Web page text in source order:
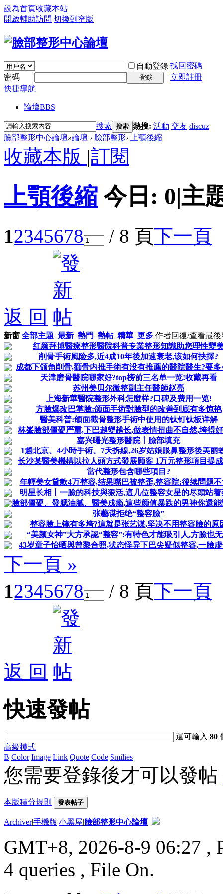
設為首頁收藏本站
開啟輔助訪問 切換到窄版
自動登錄 找回密碼
密碼
登錄
立即註冊
快捷導航
論壇BBS
搜索 搜索 熱搜: 活動 交友 discuz
臉部整形中心論壇»論壇 › 臉部整形› 上顎後縮
收藏本版 |訂閱
上顎後縮 今日: 0|主
12345678 / 8 頁下一頁
返 回
新窗 全部主題 最新 熱門 熱帖 精華 更多 作者回復/查看最後
红颜拜博醫療整形醫院科普专業整形知識助您理性變
削骨手術風险多,近4成10年後加速衰老,该如何抉擇?
成都下颌角削骨,颧骨内推手術有没有推薦的醫院醫生?要多
天津磨骨醫院哪家好?top榜前三名单一览!收藏再看
苏州美贝尔微整副主任醫師赵亮
上海新華醫院整形外科怎麼样?口碑及费用一览!
方臉爆改巴掌臉:颌面手術對臉型的改善到底有多惊艳
醫美科普:颌面截骨整形手術中使用的钛钉钛板详解
林峯臉部僵硬严重,下巴越變越长,做表情扭曲不自然,垮得
嘉兴曙光整形醫院丨臉部填充
1趟北京、4小時手術、7天拆線,26岁姑娘眼鼻整形後美丽
长沙某醫美機構以拉人頭方式發展顾客 1万元整形項目提
當代整形包含哪些項目?
年輕美女貸款4万整容,结果嘴巴被整歪,整容院:後续問题不
明星长相丨一臉的科技與狠活,這几位整容女星的尽頭站着
臉部僵硬、發腮油腻、醫美成瘾,這些颜值暴跌的男神你還能
张藝谋拒绝“整容臉”
整容臉上镜有多垮?這就是张艺谋,坚决不用整容臉的原
“美颜女神”大方承認“整容”:有特色才能吸引人,方臉也
43岁章子怡晒與曾黎合照,状态怪异下巴尖疑似整容,一臉
下一頁 »
12345678 / 8 頁下一頁
返 回
快速發帖
還可輸入80
高級模式
B Color Image Link Quote Code Smilies
您需要登錄後才可以發帖
本版積分規則 發表帖子
Archiver|手機版|小黑屋|臉部整形中心論壇
GMT+8, 2026-8-9 06:27 ,
4 queries , File On.